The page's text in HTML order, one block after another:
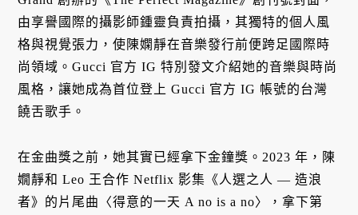
由享譽國際的攝影師鍾靈負責拍攝，其獨特的個人風
格與視覺張力，使陳嫻靜在音樂發行前便跨足國際時
尚領域。Gucci 官方 IG 特別發文介紹她的音樂與時尚
風格，讓她成為首位登上 Gucci 官方 IG 帳號的台灣
饒舌歌手。
在金曲獎之前，她其實已經拿下金鐘獎。2023 年，陳
嫺靜和 Leo 王合作 Netflix 影集《人選之人 — 造浪
者》的片尾曲〈得意的一天 A no is a no〉，拿下第